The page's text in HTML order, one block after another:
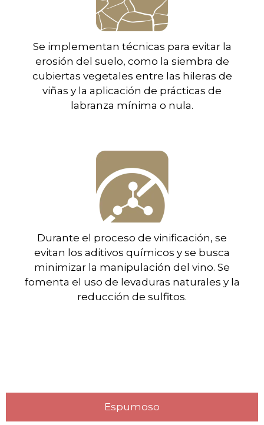
Se implementan técnicas para evitar la
erosión del suelo, como la siembra de
cubiertas vegetales entre las hileras de
viñas y la aplicación de prácticas de
labranza mínima o nula.
Durante el proceso de vinificación, se
evitan los aditivos químicos y se busca
minimizar la manipulación del vino. Se
fomenta el uso de levaduras naturales y la
reducción de sulfitos.
Espumoso